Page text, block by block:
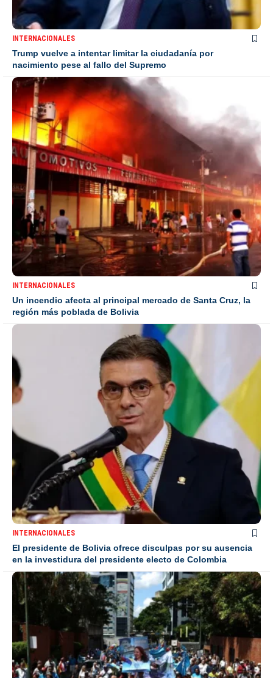
INTERNACIONALES
Trump vuelve a intentar limitar la ciudadanía por
nacimiento pese al fallo del Supremo
INTERNACIONALES
Un incendio afecta al principal mercado de Santa Cruz, la
región más poblada de Bolivia
INTERNACIONALES
El presidente de Bolivia ofrece disculpas por su ausencia
en la investidura del presidente electo de Colombia